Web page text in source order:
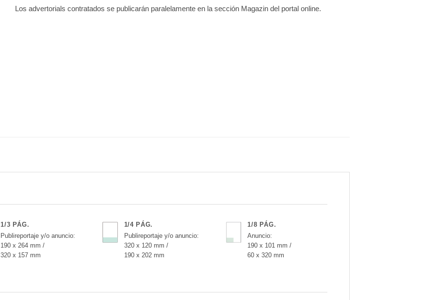
Los advertorials contratados se publicarán paralelamente en la sección Magazin del portal online.
1/3 PÁG.
Publireportaje y/o anuncio:
190 x 264 mm /
320 x 157 mm
1/4 PÁG.
Publireportaje y/o anuncio:
320 x 120 mm /
190 x 202 mm
1/8 PÁG.
Anuncio:
190 x 101 mm /
60 x 320 mm